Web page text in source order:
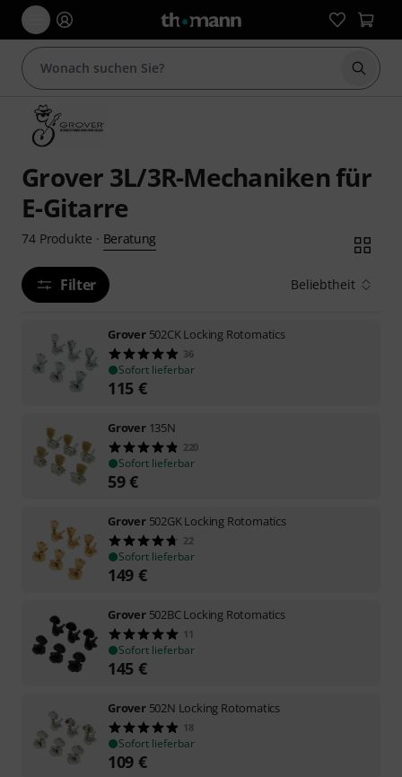
Suche
Grover 3L/3R-Mechaniken für
E-Gitarre
74 Produkte · Beratung
Filter Beliebtheit
Grover 502CK Locking Rotomatics
36
Sofort lieferbar
115 €
Grover 135N
220
Sofort lieferbar
59€
Grover 502GK Locking Rotomatics
22
Sofort lieferbar
149 €
Grover 502BC Locking Rotomatics
11
Sofort lieferbar
145 €
Grover 502N Locking Rotomatics
18
Sofort lieferbar
109 €